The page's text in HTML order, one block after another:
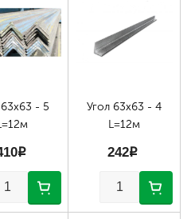
- 5
p
Угол 63х63 - 4
L=12м
242p